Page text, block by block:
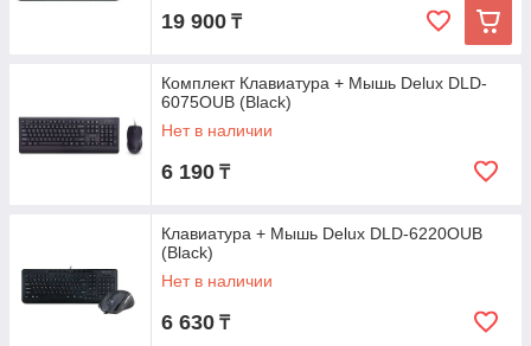
19 900 ₸
Комплект Клавиатура + Мышь Delux DLD-
6075OUB (Black)
Нет в наличии
6 190 ₸
Клавиатура + Мышь Delux DLD-6220OUB
(Black)
Нет в наличии
6 630 ₸